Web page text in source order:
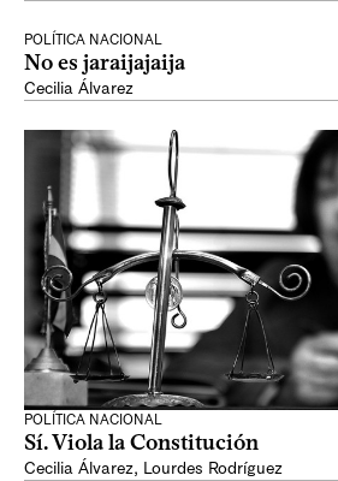
POLÍTICA NACIONAL
No es jaraijajaija
Cecilia Álvarez
POLÍTICA NACIONAL
Sí. Viola la Constitución
Cecilia Álvarez, Lourdes Rodríguez